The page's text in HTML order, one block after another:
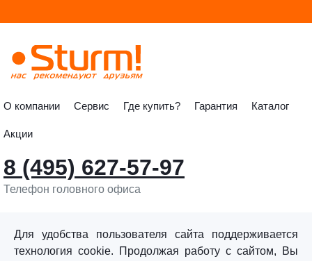
О компании Сервис Где купить? Гарантия Каталог
Акции
8 (495) 627-57-97
Телефон головного офиса
Для удобства пользователя сайта поддерживается
технология cookie. Продолжая работу с сайтом, Вы